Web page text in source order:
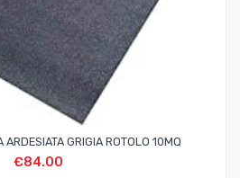
ARDESIATA GRIGIA ROTOLO 10MQ
€84.00